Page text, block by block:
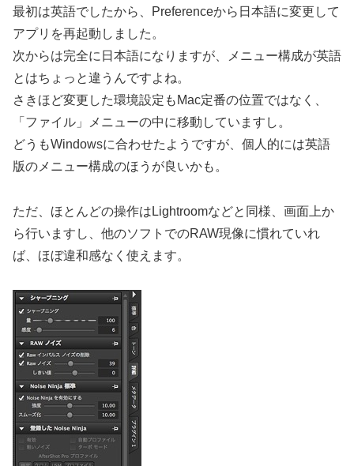
最初は英語でしたから、Preferenceから日本語に変更して
アプリを再起動しました。
次からは完全に日本語になりますが、メニュー構成が英語
とはちょっと違うんですよね。
さきほど変更した環境設定もMac定番の位置ではなく、
「ファイル」メニューの中に移動していますし。
どうもWindowsに合わせたようですが、個人的には英語
版のメニュー構成のほうが良いかも。
ただ、ほとんどの操作はLightroomなどと同様、画面上か
ら行いますし、他のソフトでのRAW現像に慣れていれ
ば、ほぼ違和感なく使えます。